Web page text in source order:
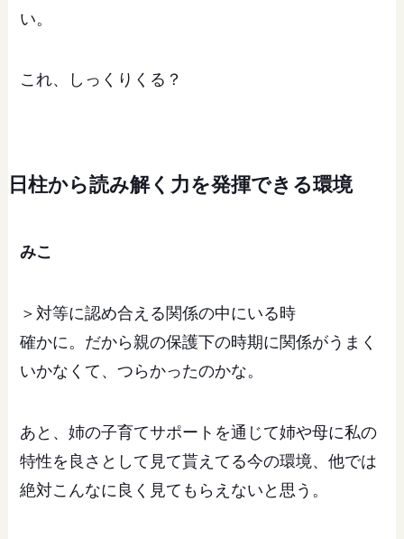
い。
これ、しっくりくる？
日柱から読み解く力を発揮できる環境
みこ
＞対等に認め合える関係の中にいる時
確かに。だから親の保護下の時期に関係がうまく
いかなくて、つらかったのかな。
あと、姉の子育てサポートを通じて姉や母に私の
特性を良さとして見て貰えてる今の環境、他では
絶対こんなに良く見てもらえないと思う。